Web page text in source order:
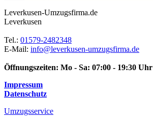
Leverkusen-Umzugsfirma.de
Leverkusen
Tel.: 01579-2482348
E-Mail: info@leverkusen-umzugsfirma.de
Öffnungszeiten: Mo - Sa: 07:00 - 19:30 Uhr
Impressum
Datenschutz
Umzugsservice